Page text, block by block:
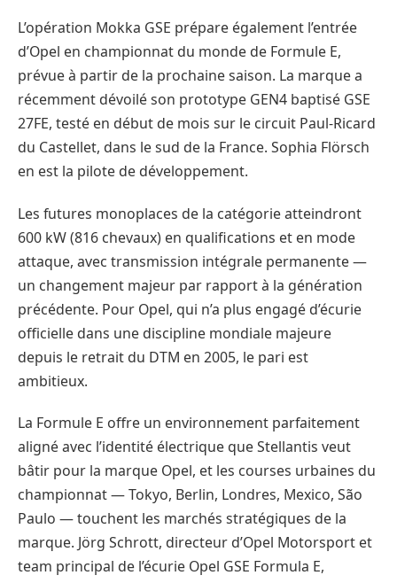
L’opération Mokka GSE prépare également l’entrée
d’Opel en championnat du monde de Formule E,
prévue à partir de la prochaine saison. La marque a
récemment dévoilé son prototype GEN4 baptisé GSE
27FE, testé en début de mois sur le circuit Paul-Ricard
du Castellet, dans le sud de la France. Sophia Flörsch
en est la pilote de développement.
Les futures monoplaces de la catégorie atteindront
600 kW (816 chevaux) en qualifications et en mode
attaque, avec transmission intégrale permanente —
un changement majeur par rapport à la génération
précédente. Pour Opel, qui n’a plus engagé d’écurie
officielle dans une discipline mondiale majeure
depuis le retrait du DTM en 2005, le pari est
ambitieux.
La Formule E offre un environnement parfaitement
aligné avec l’identité électrique que Stellantis veut
bâtir pour la marque Opel, et les courses urbaines du
championnat — Tokyo, Berlin, Londres, Mexico, São
Paulo — touchent les marchés stratégiques de la
marque. Jörg Schrott, directeur d’Opel Motorsport et
team principal de l’écurie Opel GSE Formula E,